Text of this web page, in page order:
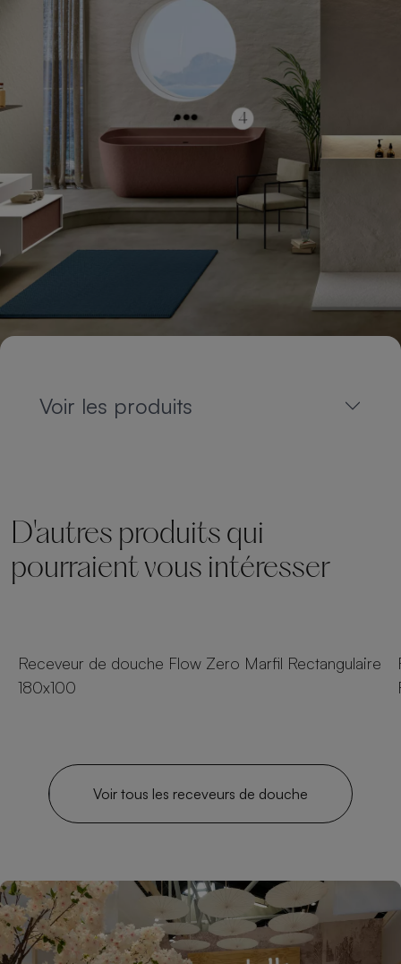
Voir les produits
D'autres produits qui
pourraient vous intéresser
Receveur de douche Flow Zero Marfil Rectangulaire
180x100
Voir tous les receveurs de douche